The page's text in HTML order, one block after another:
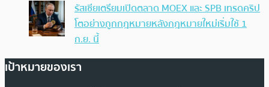
รัสเซียเตรียมเปิดตลาด MOEX และ SPB เทรดคริป
โตอย่างถูกกฎหมายหลังกฎหมายใหม่เริ่มใช้ 1
ก.ย. นี้
เป้าหมายของเรา